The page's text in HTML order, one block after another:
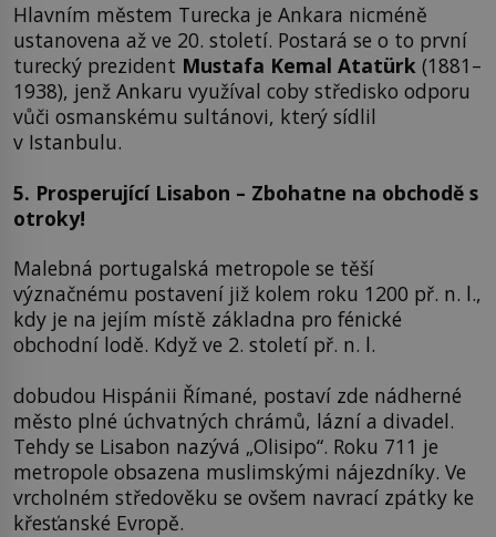
Hlavním městem Turecka je Ankara nicméně
ustanovena až ve 20. století. Postará se o to první
turecký prezident Mustafa Kemal Atatürk (1881–
1938), jenž Ankaru využíval coby středisko odporu
vůči osmanskému sultánovi, který sídlil
v Istanbulu.
5. Prosperující Lisabon – Zbohatne na obchodě s
otroky!
Malebná portugalská metropole se těší
význačnému postavení již kolem roku 1200 př. n. l.,
kdy je na jejím místě základna pro fénické
obchodní lodě. Když ve 2. století př. n. l.
dobudou Hispánii Římané, postaví zde nádherné
město plné úchvatných chrámů, lázní a divadel.
Tehdy se Lisabon nazývá „Olisipo“. Roku 711 je
metropole obsazena muslimskými nájezdníky. Ve
vrcholném středověku se ovšem navrací zpátky ke
křesťanské Evropě.